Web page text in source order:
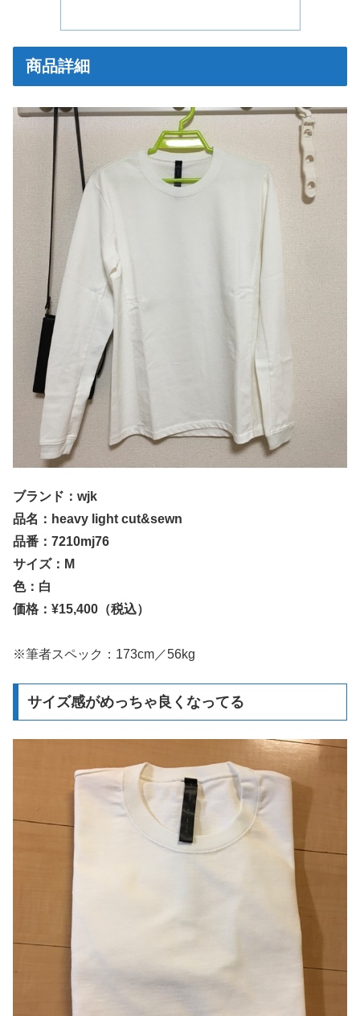
商品詳細
ブランド：wjk
品名：heavy light cut&sewn
品番：7210mj76
サイズ：M
色：白
価格：¥15,400（税込）
※筆者スペック：173cm／56kg
サイズ感がめっちゃ良くなってる